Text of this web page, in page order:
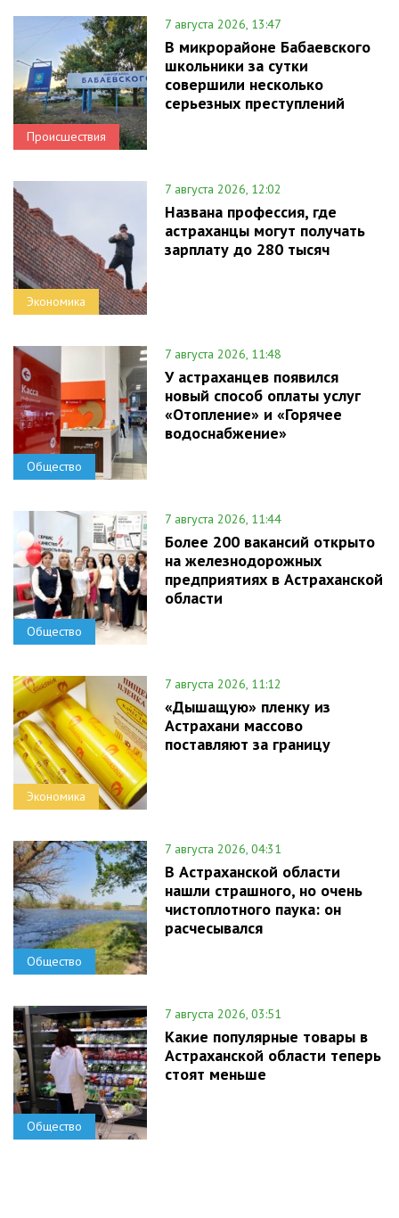
Происшествия
7 августа 2026, 13:47
В микрорайоне Бабаевского
школьники за сутки
совершили несколько
серьезных преступлений
Экономика
7 августа 2026, 12:02
Названа профессия, где
астраханцы могут получать
зарплату до 280 тысяч
Общество
7 августа 2026, 11:48
У астраханцев появился
новый способ оплаты услуг
«Отопление» и «Горячее
водоснабжение»
Общество
7 августа 2026, 11:44
Более 200 вакансий открыто
на железнодорожных
предприятиях в Астраханской
области
Экономика
7 августа 2026, 11:12
«Дышащую» пленку из
Астрахани массово
поставляют за границу
Общество
7 августа 2026, 04:31
В Астраханской области
нашли страшного, но очень
чистоплотного паука: он
расчесывался
Общество
7 августа 2026, 03:51
Какие популярные товары в
Астраханской области теперь
стоят меньше